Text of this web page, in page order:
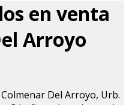
en venta
Arroyo